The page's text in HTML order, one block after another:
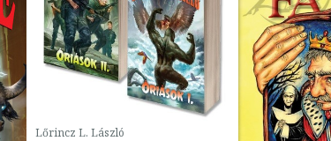
Lőrincz L. László